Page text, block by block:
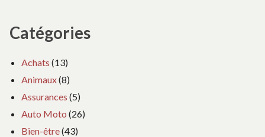
Catégories
Achats (13)
Animaux(8)
Assurances (5)
Auto Moto (26)
Bien-être(43)